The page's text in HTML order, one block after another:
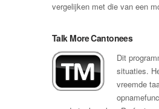
vergelijken met die van een
Talk More Cantonees
Dit
situaties.
vreemde